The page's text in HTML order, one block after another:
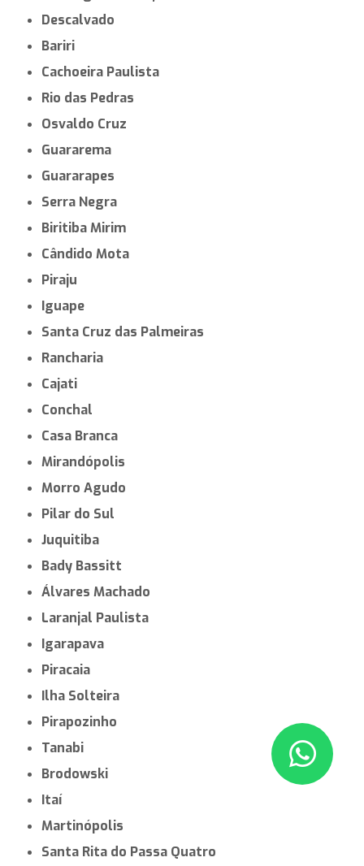
Descalvado
Bariri
Cachoeira Paulista
Rio das Pedras
Osvaldo Cruz
Guararema
Guararapes
Serra Negra
Biritiba Mirim
Cândido Mota
Piraju
Iguape
Santa Cruz das Palmeiras
Rancharia
Cajati
Conchal
Casa Branca
Mirandópolis
Morro Agudo
Pilar do Sul
Juquitiba
Bady Bassitt
Álvares Machado
Laranjal Paulista
Igarapava
Piracaia
Ilha Solteira
Pirapozinho
Tanabi
Brodowski
Itaí
Martinópolis
Santa Rita do Passa Quatro